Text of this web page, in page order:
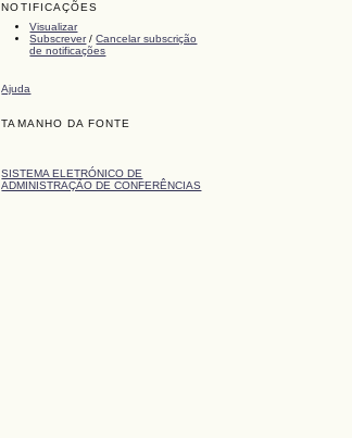
NOTIFICAÇÕES
Visualizar
Subscrever/Cancelar subscrição
de notificações
Ajuda
TAMANHO DA FONTE
SISTEMA ELETRÓNICO DE
ADMINISTRAÇÃO DE CONFERÊNCIAS